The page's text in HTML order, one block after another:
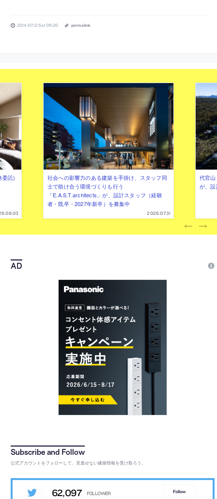
2014.07.12 Sat 09:20 permalink
委託)
社会への影響力のある建築を手掛け、スタッフ同
士で助け合う環境づくりも行う
「E.A.S.T.architects」が、設計スタッフ（経験
者・既卒・2027年新卒）を募集中
2026.07.31
代官
が、
公式アカウントをフォローして、見逃せない建築情報を受け取ろう。
62,097 Follow